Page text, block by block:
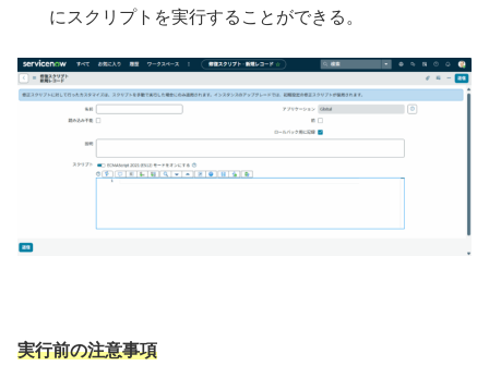
にスクリプトを実行することができる。
実行前の注意事項